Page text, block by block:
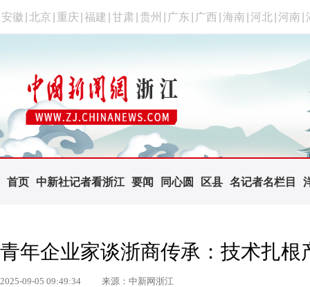
安徽 北京 重庆 福建 甘肃 贵州 广东 广西 海南 河北 河南
首页 中新社记者看浙江 要闻 同心圆 区县 名记者名栏目
青年企业家谈浙商传承：技术扎根
2025-09-05 09:49:34 来源：中新网浙江